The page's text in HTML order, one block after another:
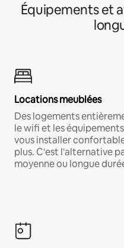
Équipements et
Locations meublées
Des logements
le wifi et les
vous installer
plus. C'est l'alternative
moyenne ou longue